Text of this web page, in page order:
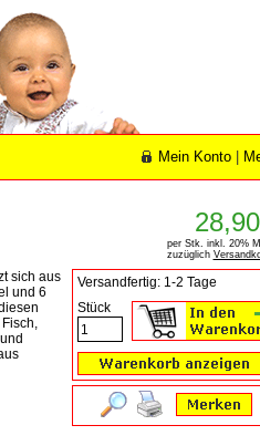
Mein Konto|
per Stk. inkl. 20%
zuzüglich
sich aus
und 6
Versandfertig: 1-2 Tage
Stück